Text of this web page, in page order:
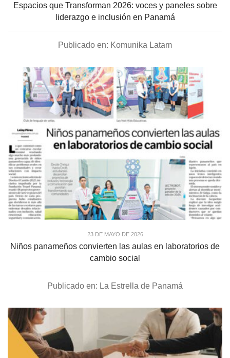
Espacios que Transforman 2026: voces y paneles sobre
liderazgo e inclusión en Panamá
Publicado en: Komunika Latam
23 DE MAYO DE 2026
Niños panameños convierten las aulas en laboratorios de
cambio social
Publicado en: La Estrella de Panamá